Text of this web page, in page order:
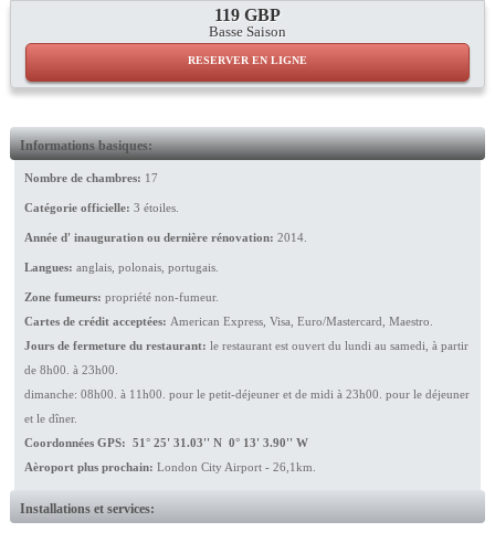
119 GBP
Basse Saison
RESERVER EN LIGNE
Informations basiques:
Nombre de chambres: 17
Catégorie officielle: 3 étoiles.
Année d' inauguration ou dernière rénovation: 2014.
Langues: anglais, polonais, portugais.
Zone fumeurs: propriété non-fumeur.
Cartes de crédit acceptées: American Express, Visa, Euro/Mastercard, Maestro.
Jours de fermeture du restaurant: le restaurant est ouvert du lundi au samedi, à partir
de 8h00. à 23h00.
dimanche: 08h00. à 11h00. pour le petit-déjeuner et de midi à 23h00. pour le déjeuner
et le dîner.
Coordonnées GPS: 51° 25' 31.03'' N 0° 13' 3.90'' W
Aèroport plus prochain: London City Airport - 26,1km.
Installations et services: